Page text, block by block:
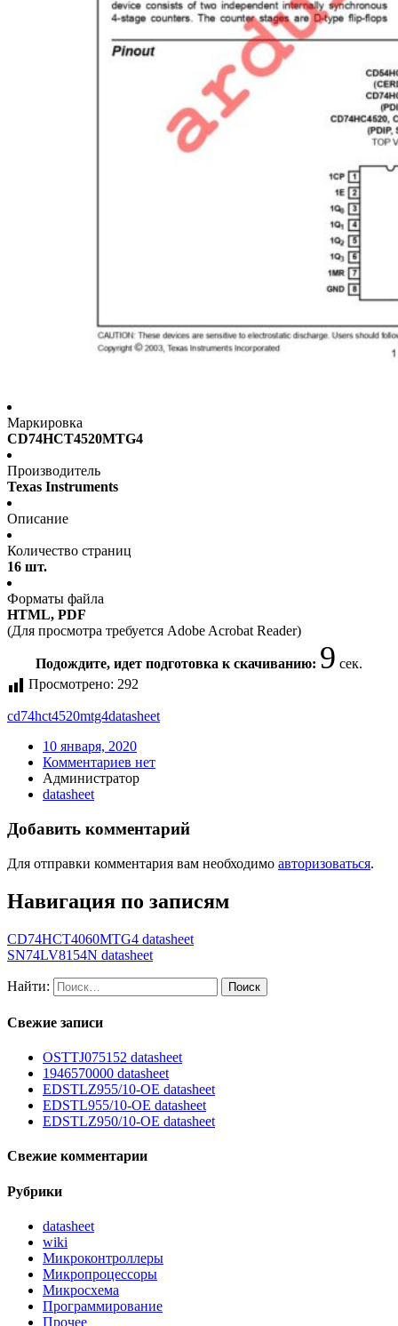
Маркировка
CD74HCT4520MTG4
Производитель
Texas Instruments
Описание
Количество страниц
16 шт.
Форматы файла
HTML, PDF
(Для просмотра требуется Adobe Acrobat Reader)
Подождите, идет подготовка к скачиванию: 9 сек.
Просмотрено: 292
cd74hct4520mtg4datasheet
10 января, 2020
Комментариев нет
Администратор
datasheet
Добавить комментарий
Для отправки комментария вам необходимо авторизоваться.
Навигация по записям
CD74HCT4060MTG4 datasheet
SN74LV8154N datasheet
Найти:
Свежие записи
OSTTJ075152 datasheet
1946570000 datasheet
EDSTLZ955/10-OE datasheet
EDSTL955/10-OE datasheet
EDSTLZ950/10-OE datasheet
Свежие комментарии
Рубрики
datasheet
wiki
Микроконтроллеры
Микропроцессоры
Микросхема
Программирование
Прочее